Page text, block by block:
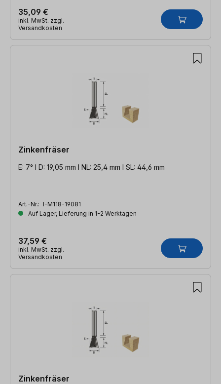
35,09 €
inkl. MwSt. zzgl.
Versandkosten
Zinkenfräser
E: 7° l D: 19,05 mm l NL: 25,4 mm l SL: 44,6 mm
Art.-Nr.: I-M118-19081
Auf Lager, Lieferung in 1-2 Werktagen
37,59 €
inkl. MwSt. zzgl.
Versandkosten
Zinkenfräser